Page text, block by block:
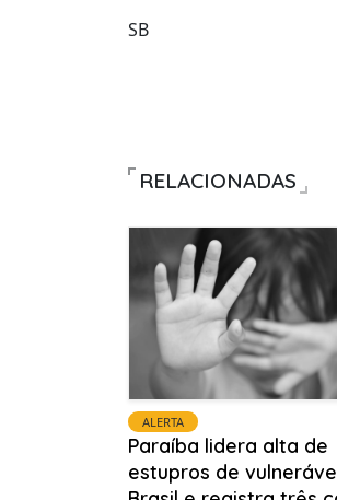
SB
RELACIONADAS
ALERTA
Paraíba lidera alta de
estupros de